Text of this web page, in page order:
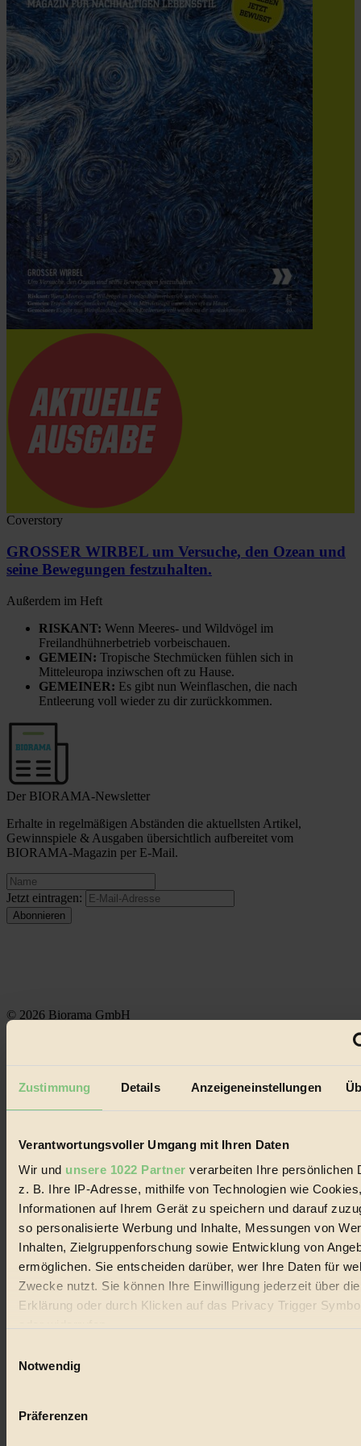
Zustimmung Details Anzeigeneinstellungen
Verantwortungsvoller Umgang mit Ihren Daten
Wir und unsere 1022 Partner verarbeiten Ihre persönlichen
z. B. Ihre IP-Adresse, mithilfe von Technologien wie
Informationen auf Ihrem Gerät zu speichern und darauf
so personalisierte Werbung und Inhalte, Messungen von
Inhalten, Zielgruppenforschung sowie Entwicklung von
ermöglichen. Sie entscheiden darüber, wer Ihre Daten für
Zwecke nutzt. Sie können Ihre Einwilligung jederzeit über
Erklärung oder durch Klicken auf das Privacy Trigger
Wenn Sie es erlauben, würden wir auch gerne:
Ihr Gerät durch aktives Scannen nach bestimmten
Notwendig
Präferenzen
Coverstory
GROSSER WIRBEL um Versuche, den Ozean und
seine Bewegungen festzuhalten.
Außerdem im Heft
RISKANT: Wenn Meeres- und Wildvögel im
Freilandhühnerbetrieb vorbeischauen.
GEMEIN: Tropische Stechmücken fühlen sich in
Mitteleuropa inziwschen oft zu Hause.
GEMEINER: Es gibt nun Weinflaschen, die nach
Entleerung voll wieder zu dir zurückkommen.
Der BIORAMA-Newsletter
Erhalte in regelmäßigen Abständen die aktuellsten Artikel,
Gewinnspiele & Ausgaben übersichtlich aufbereitet vom
BIORAMA-Magazin per E-Mail.
Jetzt eintragen:
© 2026 Biorama GmbH
Biorama steht für einen nachhaltigen Lebensstil und bewussten
Lebenswandel. Es ist eine moderne Plattform für Ideen, Menschen
Handels mit Bioprodukten, des Fair-Trade sowie der Branche
Social Media
22.601 Fans auf Facebook
3.415 Follower auf Twitter
Folge uns auf Instagram
Themen
Bio
Vegan